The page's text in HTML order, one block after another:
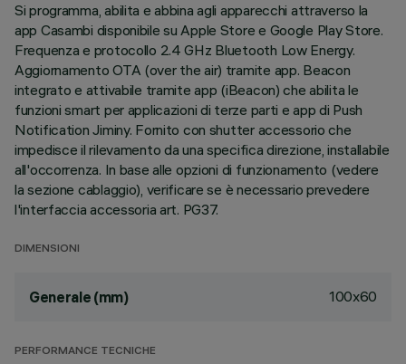
Si programma, abilita e abbina agli apparecchi attraverso la
app Casambi disponibile su Apple Store e Google Play Store.
Frequenza e protocollo 2.4 GHz Bluetooth Low Energy.
Aggiornamento OTA (over the air) tramite app. Beacon
integrato e attivabile tramite app (iBeacon) che abilita le
funzioni smart per applicazioni di terze parti e app di Push
Notification Jiminy. Fornito con shutter accessorio che
impedisce il rilevamento da una specifica direzione, installabile
all'occorrenza. In base alle opzioni di funzionamento (vedere
la sezione cablaggio), verificare se è necessario prevedere
l'interfaccia accessoria art. PG37.
DIMENSIONI
Generale (mm) 100x60
PERFORMANCE TECNICHE